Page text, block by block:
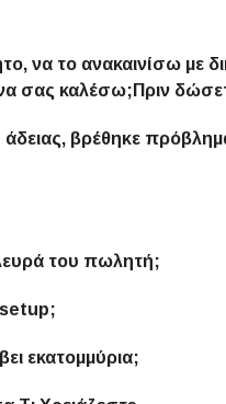
να το ανακαινίσω με
σας καλέσω;Πριν
βρέθηκε
του πωλητή;
εκατομμύρια;